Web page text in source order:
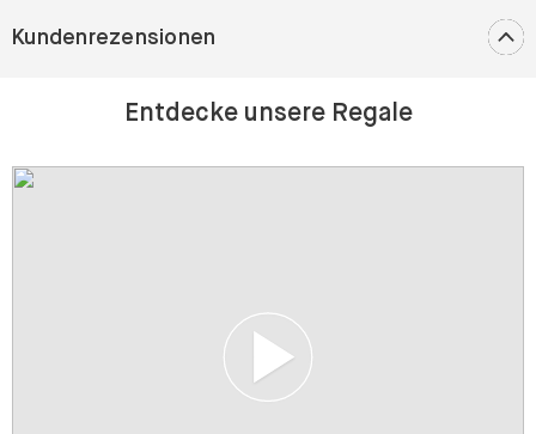
Kundenrezensionen
Entdecke unsere Regale